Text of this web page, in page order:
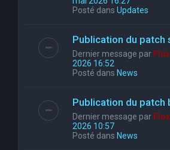
Posté dans Updates
Publication du patch
Dernier message par Flox
2026 16:52
Posté dans News
Publication du patch
Dernier message par Flox
2026 10:57
Posté dans News